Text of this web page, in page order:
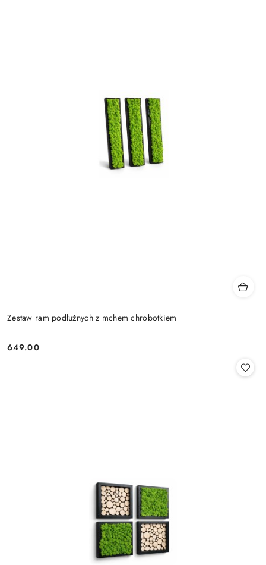
Zestaw ram podłużnych z mchem chrobotkiem
Cena:
649.00